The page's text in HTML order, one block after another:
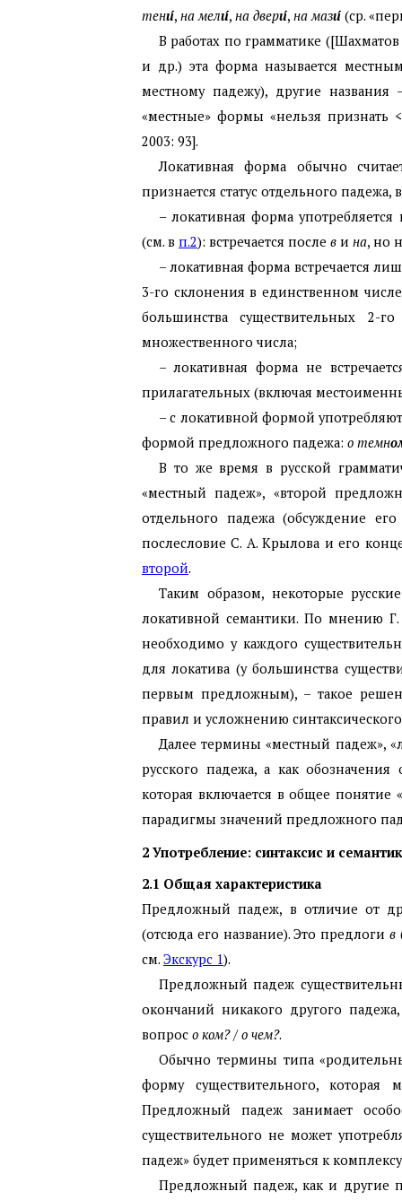
тени́, на мели́, на двери́, на мази́ (ср.
В работах по грамматике
и др.) эта форма называется
местному падежу), другие
«местные» формы «нельзя признать
2003: 93].
Локативная форма обычно
признается статус отдельного
– локативная форма
(см. в п.2): встречается после в и на, но
– локативная форма встречается
3-го склонения в единственном
большинства существительных
множественного числа;
– локативная форма не
прилагательных (включая
– с локативной формой
формой предложного падежа: о темн
В то же время в русской
«местный падеж», «второй
отдельного падежа (обсуждение
послесловие С. А. Крылова и его
второй.
Таким образом, некоторые
локативной семантики. По мнению Г.
необходимо у каждого
для локатива (у большинства
первым предложным), – такое
правил и усложнению
Далее термины «местный падеж»,
русского падежа, а как
которая включается в общее
парадигмы значений предложного
2 Употребление: синтаксис и
2.1 Общая характеристика
Предложный падеж, в отличие от
(отсюда его название). Это предлоги в
см. Экскурс 1).
Предложный падеж
окончаний никакого другого
вопрос о ком?/о чем?.
Обычно термины типа
форму существительного,
Предложный падеж занимает
существительного не может
падеж» будет применяться к
Предложный падеж, как и другие